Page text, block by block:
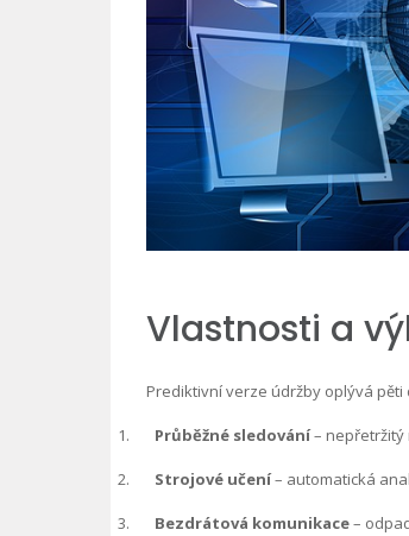
Vlastnosti a
Prediktivní verze údržby oplývá
1. Průběžné sledování– nepřetržitý
2. Strojové učení– automatická
3. Bezdrátová komunikace–